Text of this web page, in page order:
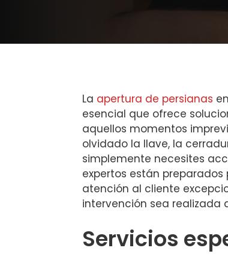
La apertura de persianas en
esencial que ofrece
aquellos momentos
olvidado la llave, la
simplemente necesites
expertos están
atención al cliente
intervención sea realizada
Servicios